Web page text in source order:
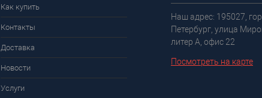
Как купить
Контакты
Доставка
Новости
Услуги
Наш адрес: 195027,
Петербург, улица
литер А, офис 22
Посмотреть на карте